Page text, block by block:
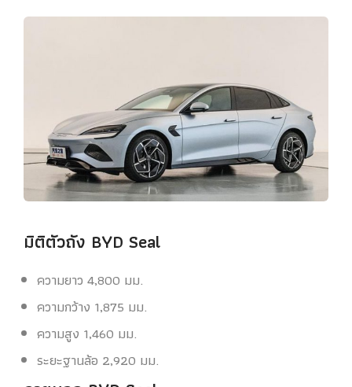
มิติตัวถัง BYD Seal
ความยาว 4,800 มม.
ความกว้าง 1,875 มม.
ความสูง 1,460 มม.
ระยะฐานล้อ 2,920 มม.